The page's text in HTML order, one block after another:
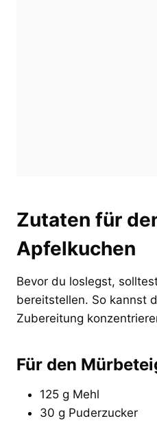
Zutaten für
Apfelkuchen
Bevor du loslegst,
bereitstellen. So kannst
Zubereitung
Für den
125 g Mehl
30 g Puderzucker